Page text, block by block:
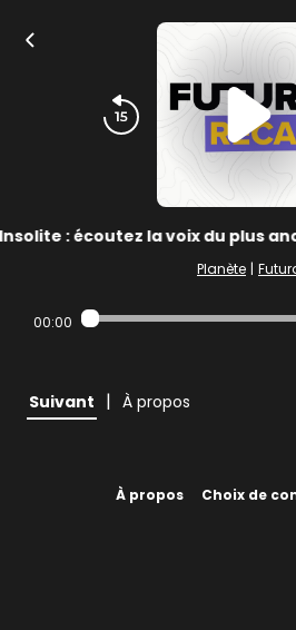
: écoutez la voix du plus
Planète |
00:00
Suivant | À propos
À propos Choix de